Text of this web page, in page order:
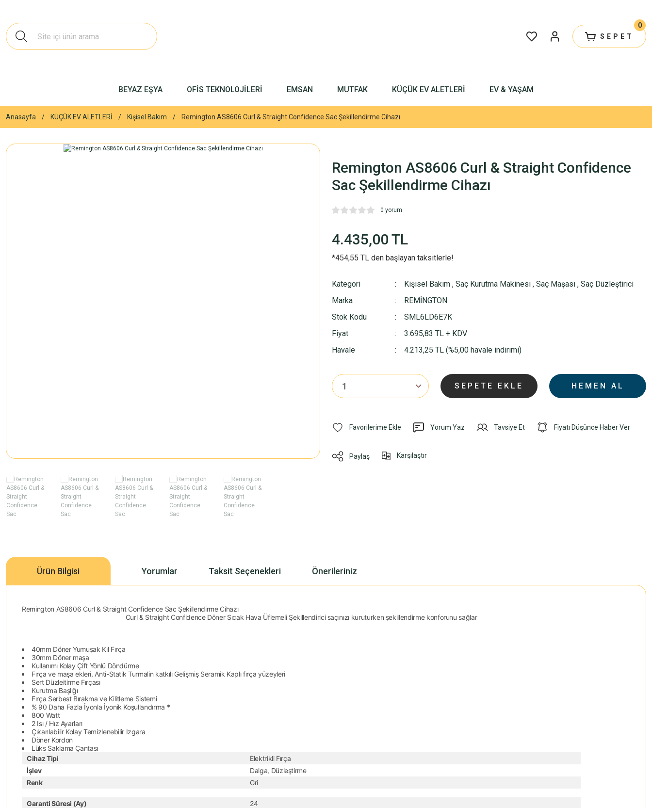
SEPET
0
BEYAZ EŞYA OFİS TEKNOLOJİLERİ EMSAN MUTFAK KÜÇÜK EV ALETLERİ EV & YAŞAM
Anasayfa KÜÇÜK EV ALETLERİ Kişisel Bakım Remington AS8606 Curl & Straight Confidence Sac Şekillendirme Cihazı
Remington AS8606 Curl & Straight Confidence
Sac Şekillendirme Cihazı
0 yorum
4.435,00 TL
*454,55 TL den başlayan taksitlerle!
Kategori Kişisel Bakım , Saç Kurutma Makinesi , Saç Maşası , Saç Düzleştirici
Marka
REMİNGTON
Stok Kodu
SML6LD6E7K
Fiyat
3.695,83 TL + KDV
Havale
4.213,25 TL (%5,00 havale indirimi)
SEPETE EKLE HEMEN AL
Yorum Yaz Tavsiye Et Fiyatı Düşünce Haber Ver
Paylaş Karşılaştır
Ürün Bilgisi Yorumlar Taksit Seçenekleri Önerileriniz
Remington AS8606 Curl & Straight Confidence Sac Şekillendirme Cihazı
Curl & Straight Confidence Döner Sıcak Hava Üflemeli Şekillendirici saçınızı kuruturken şekillendirme konforunu sağlar
40mm Döner Yumuşak Kıl Fırça
30mm Döner maşa
Kullanımı Kolay Çift Yönlü Döndürme
Fırça ve maşa ekleri, Anti-Statik Turmalin katkılı Gelişmiş Seramik Kaplı fırça yüzeyleri
Sert Düzleitirme Fırçası
Kurutma Başlığı
Fırça Serbest Bırakma ve Kilitleme Sistemi
% 90 Daha Fazla İyonla İyonik Koşullandırma *
800 Watt
2 Isı / Hız Ayarları
Çıkarılabilir Kolay Temizlenebilir Izgara
Döner Kordon
Lüks Saklama Çantası
Cihaz Tipi
Elektrikli Fırça
İşlev
Dalga, Düzleştirme
Renk
Gri
Garanti Süresi (Ay)
24